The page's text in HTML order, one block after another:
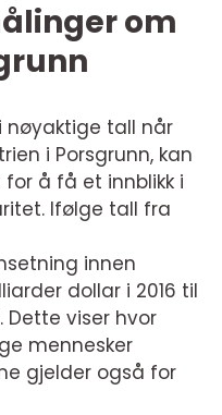
om
nøyaktige tall når
i Porsgrunn, kan
å få et innblikk i
Ifølge tall fra
innen
dollar i 2016 til
Dette viser hvor
mennesker
gjelder også for